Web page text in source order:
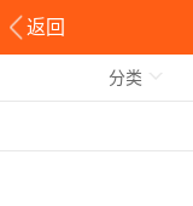
返回
分类